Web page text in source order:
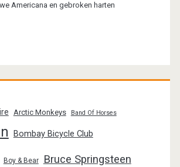
Americana en gebroken harten
Arctic Monkeys Band Of Horses
Bombay Bicycle Club
Boy & Bear Bruce Springsteen